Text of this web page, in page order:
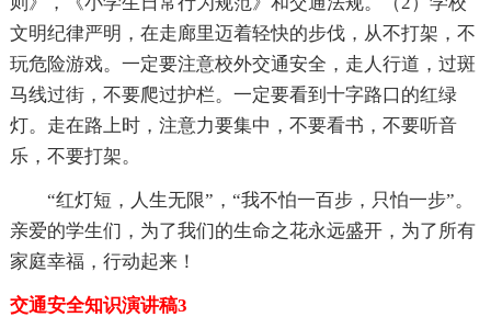
文明纪律严明，在走廊里迈着轻快的步伐，从不打架，不
玩危险游戏。一定要注意校外交通安全，走人行道，过斑
马线过街，不要爬过护栏。一定要看到十字路口的红绿
灯。走在路上时，注意力要集中，不要看书，不要听音
乐，不要打架。
“红灯短，人生无限”，“我不怕一百步，只怕一步”。
亲爱的学生们，为了我们的生命之花永远盛开，为了所有
家庭幸福，行动起来！
交通安全知识演讲稿3